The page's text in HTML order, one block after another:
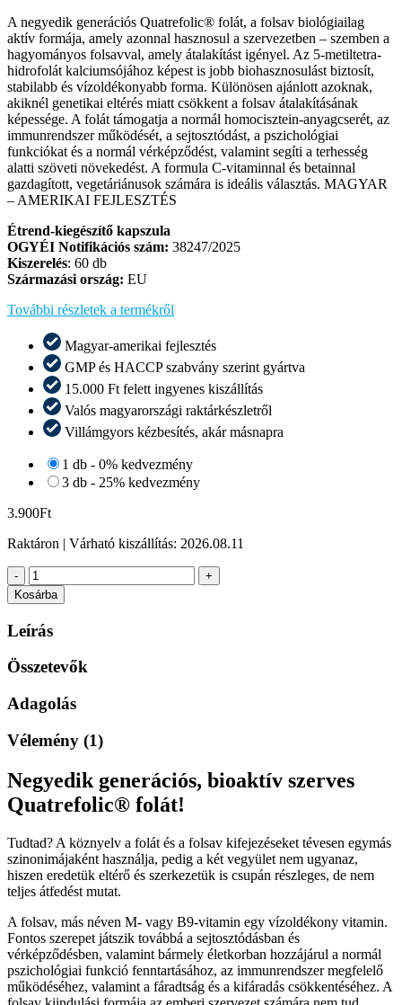
A negyedik generációs Quatrefolic® folát, a folsav biológiailag
aktív formája, amely azonnal hasznosul a szervezetben – szemben a
hagyományos folsavval, amely átalakítást igényel. Az 5-metiltetra-
hidrofolát kalciumsójához képest is jobb biohasznosulást biztosít,
stabilabb és vízoldékonyabb forma. Különösen ajánlott azoknak,
akiknél genetikai eltérés miatt csökkent a folsav átalakításának
képessége. A folát támogatja a normál homocisztein-anyagcserét, az
immunrendszer működését, a sejtosztódást, a pszichológiai
funkciókat és a normál vérképződést, valamint segíti a terhesség
alatti szöveti növekedést. A formula C-vitaminnal és betainnal
gazdagított, vegetáriánusok számára is ideális választás. MAGYAR
– AMERIKAI FEJLESZTÉS
Étrend-kiegészítő kapszula
OGYÉI Notifikációs szám: 38247/2025
Kiszerelés: 60 db
Származási ország: EU
További részletek a termékről
Magyar-amerikai fejlesztés
GMP és HACCP szabvány szerint gyártva
15.000 Ft felett ingyenes kiszállítás
Valós magyarországi raktárkészletről​
Villámgyors kézbesítés, akár másnapra​
1 db - 0% kedvezmény
3 db - 25% kedvezmény
3.900Ft
Raktáron | Várható kiszállítás: 2026.08.11
-
Bioaktív
szerves
folát
Quatrefolic®
kapszula
db
+
Kosárba
Leírás
Összetevők
Adagolás
Vélemény (1)
Negyedik generációs, bioaktív szerves
Quatrefolic® folát!
Tudtad? A köznyelv a folát és a folsav kifejezéseket tévesen egymás
szinonimájaként használja, pedig a két vegyület nem ugyanaz,
hiszen eredetük eltérő és szerkezetük is csupán részleges, de nem
teljes átfedést mutat.
A folsav, más néven M- vagy B9-vitamin egy vízoldékony vitamin.
Fontos szerepet játszik továbbá a sejtosztódásban és
vérképződésben, valamint bármely életkorban hozzájárul a normál
pszichológiai funkció fenntartásához, az immunrendszer megfelelő
működéséhez, valamint a fáradtság és a kifáradás csökkentéséhez. A